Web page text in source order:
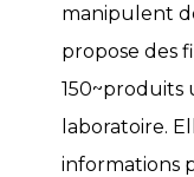
manipulent
propose des
150~produits
laboratoire.
informations